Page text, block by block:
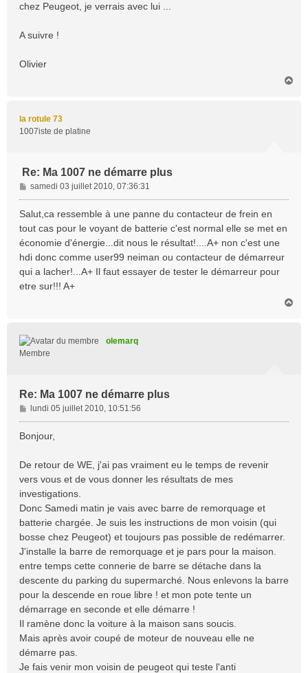
chez Peugeot, je verrais avec lui ...
A suivre !
Olivier
la rotule 73
1007iste de platine
Re: Ma 1007 ne démarre plus
M
e
s
g
e
samedi 03 juillet 2010, 07:36:31
Salut,ca ressemble à une panne du contacteur de frein en
tout cas pour le voyant de batterie c'est normal elle se met en
économie d'énergie...dit nous le résultat!....A+ non c'est une
hdi donc comme user99 neiman ou contacteur de démarreur
qui a lacher!...A+ Il faut essayer de tester le démarreur pour
etre sur!!! A+
olemarq
Membre
Re: Ma 1007 ne démarre plus
M
e
s
g
e
lundi 05 juillet 2010, 10:51:56
Bonjour,
De retour de WE, j'ai pas vraiment eu le temps de revenir
vers vous et de vous donner les résultats de mes
investigations.
Donc Samedi matin je vais avec barre de remorquage et
batterie chargée. Je suis les instructions de mon voisin (qui
bosse chez Peugeot) et toujours pas possible de redémarrer.
J'installe la barre de remorquage et je pars pour la maison.
entre temps cette connerie de barre se détache dans la
descente du parking du supermarché. Nous enlevons la barre
pour la descende en roue libre ! et mon pote tente un
démarrage en seconde et elle démarre !
Il ramène donc la voiture à la maison sans soucis.
Mais après avoir coupé de moteur de nouveau elle ne
démarre pas.
Je fais venir mon voisin de peugeot qui teste l'anti